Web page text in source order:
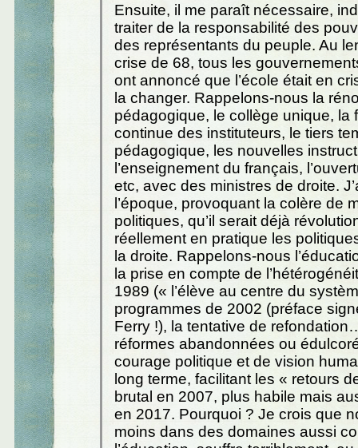
Ensuite, il me paraît nécessaire,
traiter de la responsabilité des
des représentants du peuple. Au
crise de 68, tous les
ont annoncé que l’école était en
la changer. Rappelons-nous la
pédagogique, le collège unique, la
continue des instituteurs, le tiers
pédagogique, les nouvelles
l’enseignement du français,
etc, avec des ministres de droite.
l’époque, provoquant la colère de
politiques, qu’il serait déjà
réellement en pratique les
la droite. Rappelons-nous
la prise en compte de
1989 (« l’élève au centre du
programmes de 2002 (préface
Ferry !), la tentative de
réformes abandonnées ou
courage politique et de vision
long terme, facilitant les « retours
brutal en 2007, plus habile mais
en 2017. Pourquoi ? Je crois que
moins dans des domaines aussi